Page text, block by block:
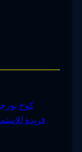
كوخ
فريدة